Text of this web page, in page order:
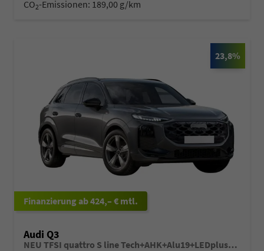
CO2-Emissionen: 189,00 g/km
23,8%
ab 424,– € mtl.
Audi Q3
NEU TFSI quattro S line Tech+AHK+Alu19+LEDplus+KlimaPlus+ExtSchwarz